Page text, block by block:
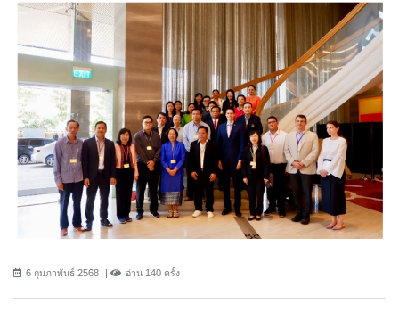
6 กุมภาพันธ์ 2568 อ่าน 140 ครั้ง